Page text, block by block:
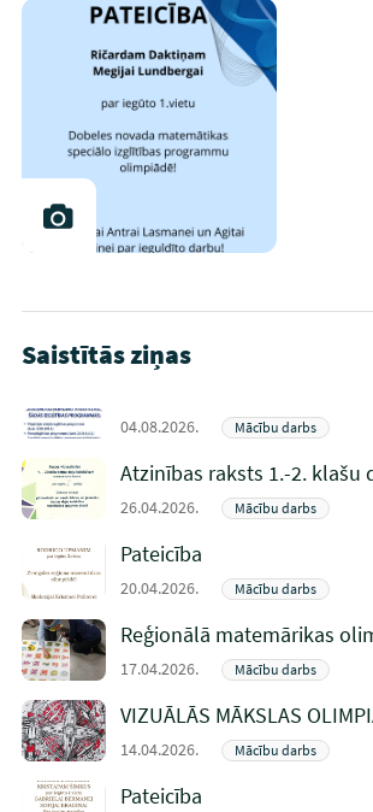
Saistītās ziņas
04.08.2026. Mācību darbs
Atzinības raksts 1.-2. klašu
26.04.2026. Mācību darbs
Pateicība
20.04.2026. Mācību darbs
Reģionālā matemārikas
17.04.2026. Mācību darbs
VIZUĀLĀS MĀKSLAS
14.04.2026. Mācību darbs
Pateicība